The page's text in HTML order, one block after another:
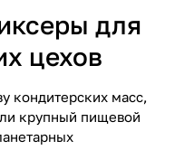
для
цехов
кондитерских масс,
крупный пищевой